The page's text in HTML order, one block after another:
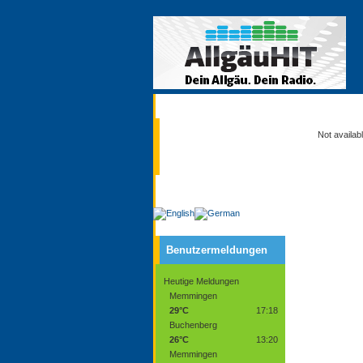
Benutzermeldungen
Heutige Meldungen
Memmingen
29°C
17:18
Buchenberg
26°C
13:20
Memmingen
Not